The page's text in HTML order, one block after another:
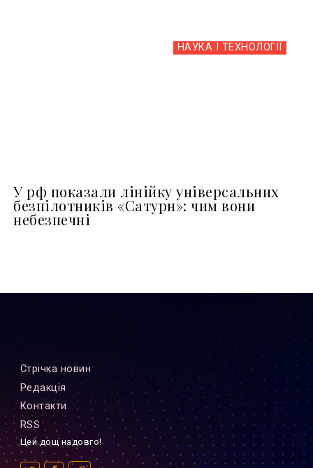
НАУКА І ТЕХНОЛОГІЇ
У рф показали лінійку універсальних
безпілотників «Сатурн»: чим вони
небезпечні
Стрiчка новин
Редакцiя
Контакти
RSS
Цей дощ надовго!